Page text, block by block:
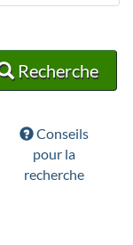
Recherche
Conseils
pour la
recherche